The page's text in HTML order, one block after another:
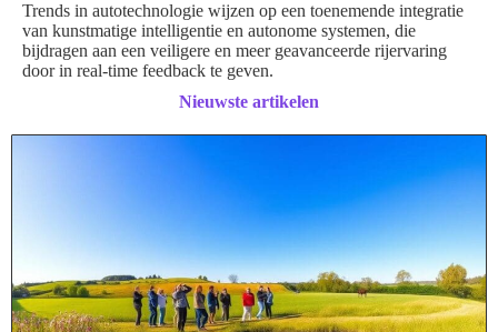
Trends in autotechnologie wijzen op een toenemende integratie
van kunstmatige intelligentie en autonome systemen, die
bijdragen aan een veiligere en meer geavanceerde rijervaring
door in real-time feedback te geven.
Nieuwste artikelen